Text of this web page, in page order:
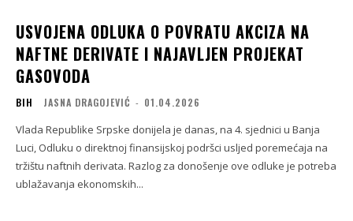
USVOJENA ODLUKA O POVRATU AKCIZA NA
NAFTNE DERIVATE I NAJAVLJEN PROJEKAT
GASOVODA
BIH JASNA DRAGOJEVIĆ - 01.04.2026
Vlada Republike Srpske donijela je danas, na 4. sjednici u Banja
Luci, Odluku o direktnoj finansijskoj podršci usljed poremećaja na
tržištu naftnih derivata. Razlog za donošenje ove odluke je potreba
ublažavanja ekonomskih...